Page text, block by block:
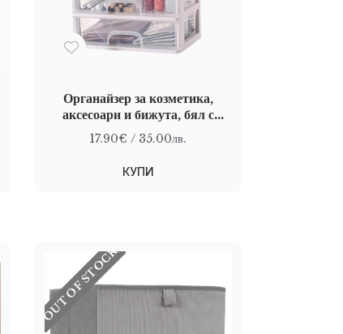
Органайзер за козметика,
аксесоари и бижута, бял с
прозрачни чекмеджета, 23,3 x
17 x 26,8 cm
17.90€ / 35.00лв.
КУПИ
OUT OF STOCK